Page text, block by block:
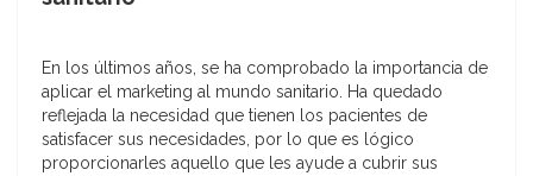
En los últimos años, se ha comprobado la importancia de
aplicar el marketing al mundo sanitario. Ha quedado
reflejada la necesidad que tienen los pacientes de
satisfacer sus necesidades, por lo que es lógico
proporcionarles aquello que les ayude a cubrir sus